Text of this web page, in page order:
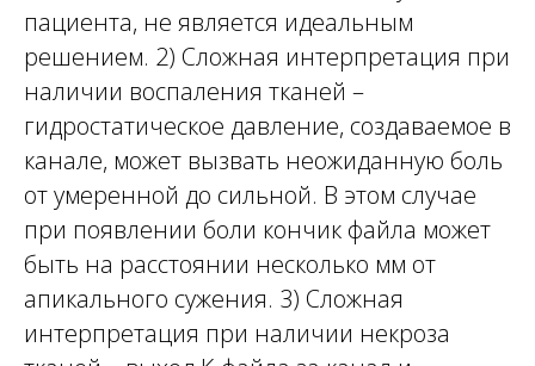
пациента, не является идеальным
решением. 2) Сложная интерпретация при
наличии воспаления тканей –
гидростатическое давление, создаваемое в
канале, может вызвать неожиданную боль
от умеренной до сильной. В этом случае
при появлении боли кончик файла может
быть на расстоянии несколько мм от
апикального сужения. 3) Сложная
интерпретация при наличии некроза